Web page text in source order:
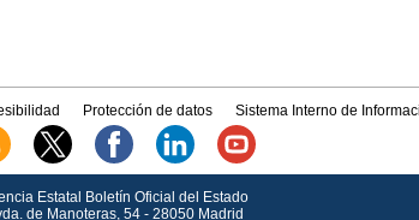
Protección de datos Sistema Interno de
Estatal Boletín Oficial del Estado
de Manoteras, 54 - 28050 Madrid